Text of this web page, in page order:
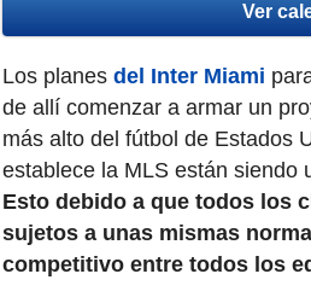
Ver
Los planes del Inter Miami
de allí comenzar a armar un
más alto del fútbol de Estados
establece la MLS están siendo
Esto debido a que todos los
sujetos a unas mismas
competitivo entre todos los